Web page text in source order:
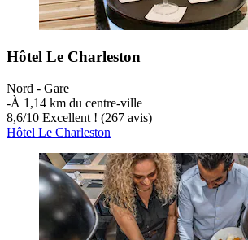
Hôtel Le Charleston
Nord - Gare
‐À 1,14 km du centre-ville
8,6/10 Excellent ! (267 avis)
Hôtel Le Charleston